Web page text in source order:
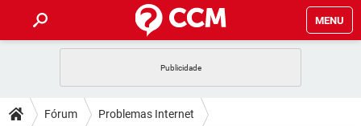
MENU
CELULAR FACEBOOK
DICAS
Fórum Problemas Internet